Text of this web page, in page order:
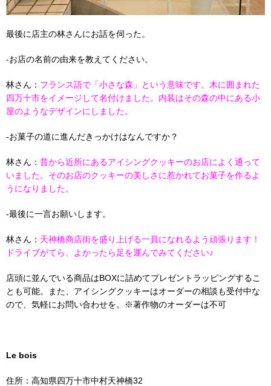
最後に店主の林さんにお話を伺った。
-お店の名前の由来を教えてください。
林さん： フランス語で「小さな森」という意味です。木に囲まれた
四万十市をイメージして名付けました。内装はその森の中にある小
屋のようなデザインにしました。
-お菓子の道に進んだきっかけはなんですか？
林さん： 昔から近所にあるアイシングクッキーのお店によく通って
いました。そのお店のクッキーの美しさに惹かれてお菓子を作るよ
うになりました。
-最後に一言お願いします。
林さん： 天神橋商店街を盛り上げる一員になれるよう頑張ります！
ドライブがてら、よかったら足を運んでみてください♪
店頭に並んでいる商品はBOXに詰めてプレゼントラッピングするこ
とも可能。また、アイシングクッキーはオーダーの相談も受付中な
ので、気軽にお問い合わせを。※著作物のオーダーは不可
Le bois
住所：高知県四万十市中村天神橋32